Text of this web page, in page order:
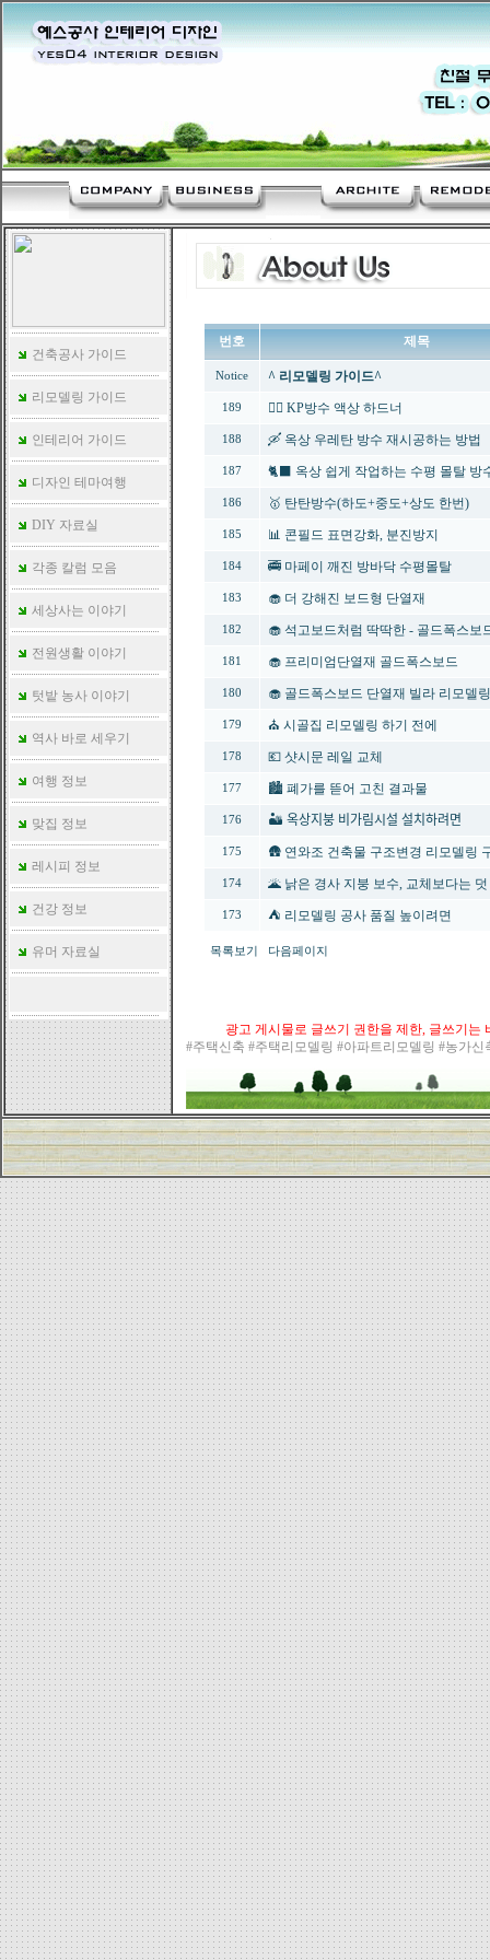
건축공사 가이드
리모델링 가이드
인테리어 가이드
디자인 테마여행
DIY 자료실
각종 칼럼 모음
세상사는 이야기
전원생활 이야기
텃밭 농사 이야기
역사 바로 세우기
여행 정보
맞집 정보
레시피 정보
건강 정보
유머 자료실
번호 제목
Notice ^ 리모델링 가이드^
189 🚣‍♀️ KP방수 액상 하드너
188 🛶 옥상 우레탄 방수 재시공하는 방법
187 🐈‍⬛ 옥상 쉽게 작업하는 수평 몰탈 방
186 🥇 탄탄방수(하도+중도+상도 한번)
185 📊 콘필드 표면강화, 분진방지
184 🚎 마페이 깨진 방바닥 수평몰탈
183 🧁 더 강해진 보드형 단열재
182 🧁 석고보드처럼 딱딱한 - 골드폭스보
181 🧁 프리미엄단열재 골드폭스보드
180 🧁 골드폭스보드 단열재 빌라 리모델링
179 ⛪ 시골집 리모델링 하기 전에
178 💶 샷시문 레일 교체
177 🏙️ 폐가를 뜯어 고친 결과물
176 🏜️ 옥상지붕 비가림시설 설치하려면
175 🛖 연와조 건축물 구조변경 리모델링
174 🌋 낡은 경사 지붕 보수, 교체보다는
173 ⛺️ 리모델링 공사 품질 높이려면
목록보기 다음페이지
광고 게시물로 글쓰기 권한을 제한, 글쓰기는
#주택신축 #주택리모델링 #아파트리모델링 #농가